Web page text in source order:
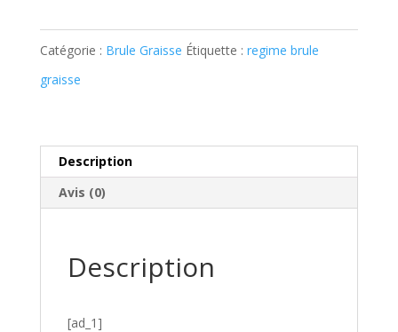
Catégorie : Brule Graisse Étiquette : regime brule
graisse
Description
Avis (0)
Description
[ad_1]